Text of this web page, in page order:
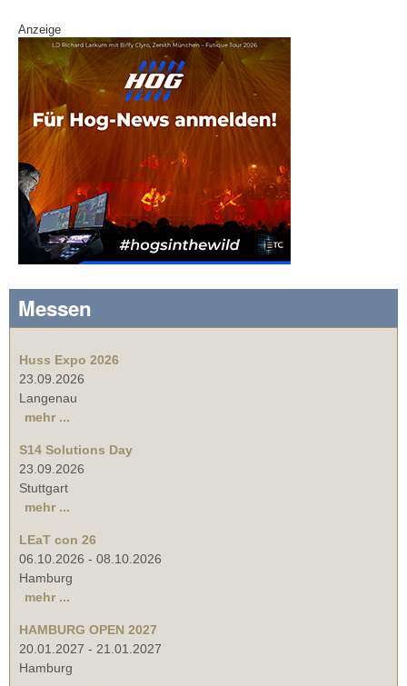
Anzeige
Messen
Huss Expo 2026
23.09.2026
Langenau
mehr ...
S14 Solutions Day
23.09.2026
Stuttgart
mehr ...
LEaT con 26
06.10.2026 - 08.10.2026
Hamburg
mehr ...
HAMBURG OPEN 2027
20.01.2027 - 21.01.2027
Hamburg